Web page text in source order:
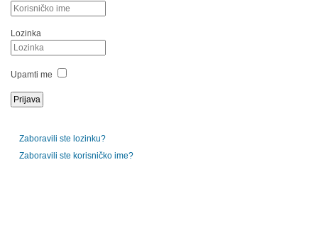
Lozinka
Upamti me
Zaboravili ste lozinku?
Zaboravili ste korisničko ime?